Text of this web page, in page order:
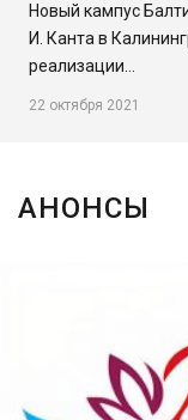
Новый кампус
И. Канта в
реализации…
22 октября 2021
АНОНСЫ